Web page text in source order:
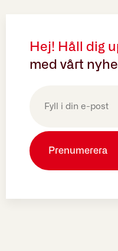
Hej! Håll dig
med vårt
(Obligatoriskt)